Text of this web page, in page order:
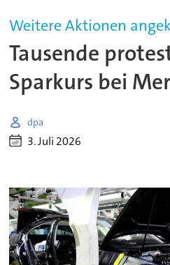
Weitere Aktionen
Tausende
Sparkurs bei
dpa
3. Juli 2026